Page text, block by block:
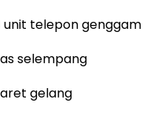
unit telepon genggam
selempang
gelang